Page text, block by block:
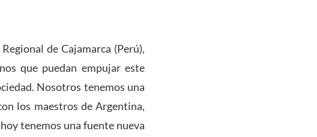
de Cajamarca (Perú),
que puedan empujar este
Nosotros tenemos una
los maestros de Argentina,
tenemos una fuente nueva